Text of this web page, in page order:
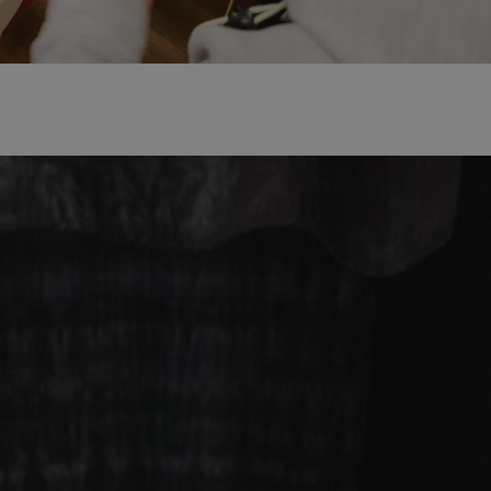
sesji.
sesji.
ludzi i
internetowej,
internetowej.
prywatności
przestrzeganie